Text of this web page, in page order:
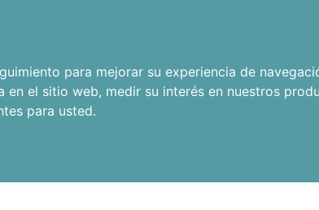
para mejorar su experiencia de
en el sitio web, medir su interés en nuestros
para usted.